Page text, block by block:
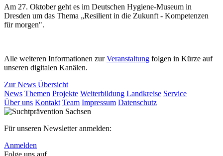
Am 27. Oktober geht es im Deutschen Hygiene-Museum in
Dresden um das Thema „Resilient in die Zukunft - Kompetenzen
für morgen".
Alle weiteren Informationen zurVeranstaltung folgen in Kürze auf
unseren digitalen Kanälen.
Zur News Übersicht
News Themen Projekte Weiterbildung Landkreise Service
Über uns Kontakt Team Impressum Datenschutz
Für unseren Newsletter anmelden:
Anmelden
Folge uns auf